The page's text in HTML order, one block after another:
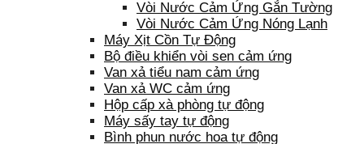
Vòi Nước Cảm Ứng Gắn Tường
Vòi Nước Cảm Ứng Nóng Lạnh
Máy Xịt Cồn Tự Động
Bộ điều khiển vòi sen cảm ứng
Van xả tiểu nam cảm ứng
Van xả WC cảm ứng
Hộp cấp xà phòng tự động
Máy sấy tay tự động
Bình phun nước hoa tự động